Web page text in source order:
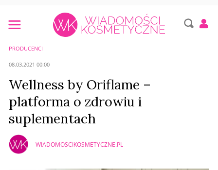
PRODUCENCI
08.03.2021 00:00
Wellness by Oriflame –
platforma o zdrowiu i
suplementach
WIADOMOSCIKOSMETYCZNE.PL